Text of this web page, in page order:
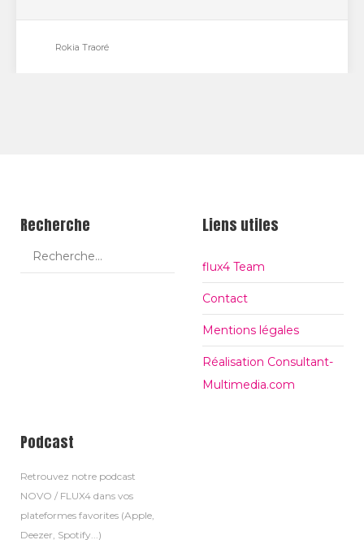
Rokia Traoré
Recherche Liens utiles
flux4 Team
Contact
Mentions légales
Réalisation Consultant-
Multimedia.com
Podcast
Retrouvez notre podcast
NOVO / FLUX4 dans vos
plateformes favorites (Apple,
Deezer, Spotify...)